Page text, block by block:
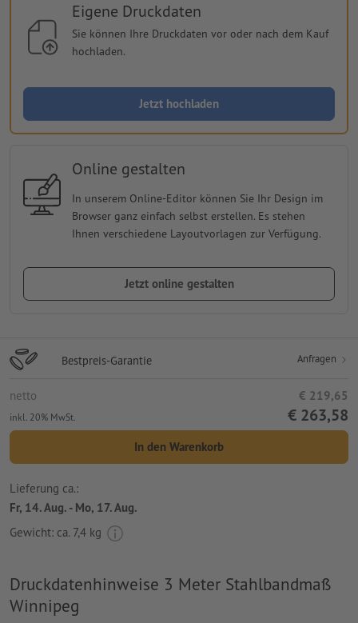
Eigene Druckdaten
Sie können Ihre Druckdaten vor oder nach dem Kauf
hochladen.
Jetzt hochladen
Online gestalten
In unserem Online-Editor können Sie Ihr Design im
Browser ganz einfach selbst erstellen. Es stehen
Ihnen verschiedene Layoutvorlagen zur Verfügung.
Jetzt online gestalten
Bestpreis-Garantie Anfragen
netto € 219,65
inkl. 20% MwSt. € 263,58
In den Warenkorb
Lieferung ca.:
Fr, 14. Aug. - Mo, 17. Aug.
Gewicht: ca. 7,4 kg
Druckdatenhinweise 3 Meter Stahlbandmaß
Winnipeg